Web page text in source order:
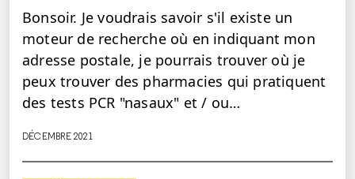
Bonsoir. Je voudrais savoir s'il existe un
moteur de recherche où en indiquant mon
adresse postale, je pourrais trouver où je
peux trouver des pharmacies qui pratiquent
des tests PCR "nasaux" et / ou…
DÉCEMBRE 2021